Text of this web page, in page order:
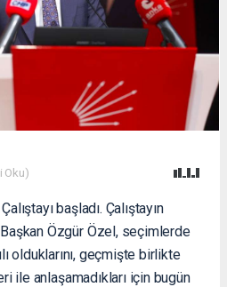
Oku)
başladı. Çalıştayın
Başkan Özgür Özel, seçimlerde
olduklarını, geçmişte birlikte
ile anlaşamadıkları için bugün